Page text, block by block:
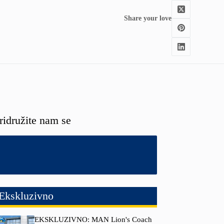
Share your love
nam se
EKSKLUZIVNO: MAN Lion's Coach